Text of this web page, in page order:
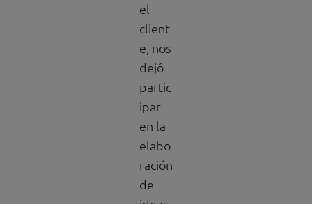
el
client
e, nos
dejó
partic
ipar
en la
elabo
ración
de